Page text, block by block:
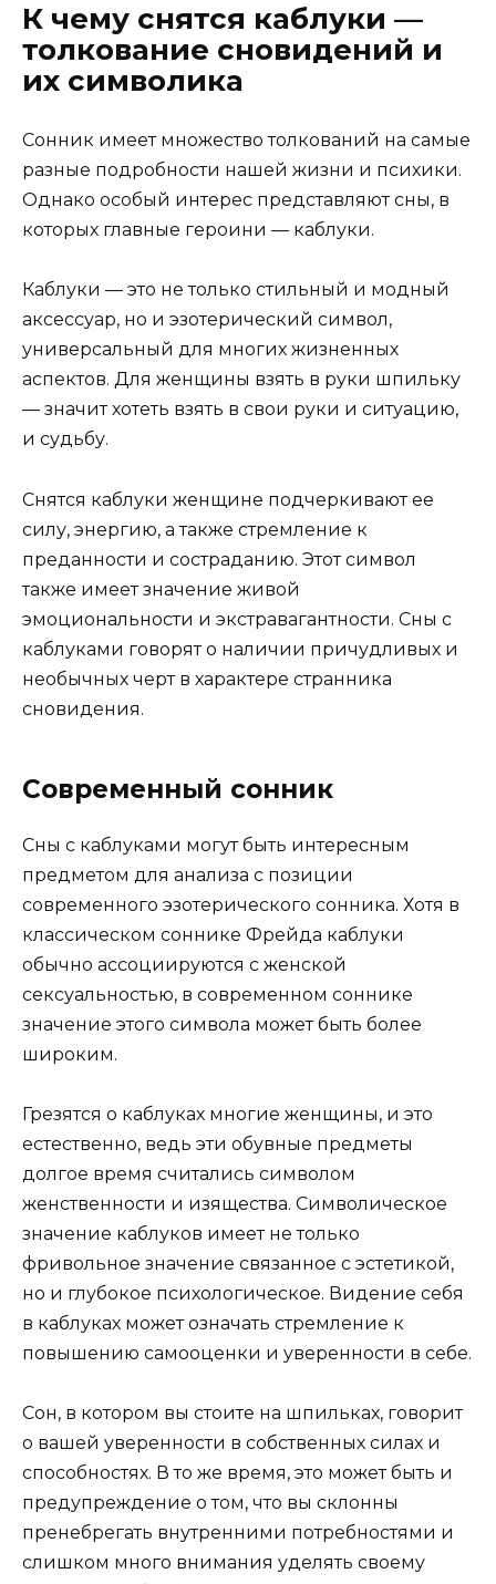
К чему снятся каблуки —
толкование сновидений и
их символика
Сонник имеет множество толкований на самые
разные подробности нашей жизни и психики.
Однако особый интерес представляют сны, в
которых главные героини — каблуки.
Каблуки — это не только стильный и модный
аксессуар, но и эзотерический символ,
универсальный для многих жизненных
аспектов. Для женщины взять в руки шпильку
— значит хотеть взять в свои руки и ситуацию,
и судьбу.
Снятся каблуки женщине подчеркивают ее
силу, энергию, а также стремление к
преданности и состраданию. Этот символ
также имеет значение живой
эмоциональности и экстравагантности. Сны с
каблуками говорят о наличии причудливых и
необычных черт в характере странника
сновидения.
Современный сонник
Сны с каблуками могут быть интересным
предметом для анализа с позиции
современного эзотерического сонника. Хотя в
классическом соннике Фрейда каблуки
обычно ассоциируются с женской
сексуальностью, в современном соннике
значение этого символа может быть более
широким.
Грезятся о каблуках многие женщины, и это
естественно, ведь эти обувные предметы
долгое время считались символом
женственности и изящества. Символическое
значение каблуков имеет не только
фривольное значение связанное с эстетикой,
но и глубокое психологическое. Видение себя
в каблуках может означать стремление к
повышению самооценки и уверенности в себе.
Сон, в котором вы стоите на шпильках, говорит
о вашей уверенности в собственных силах и
способностях. В то же время, это может быть и
предупреждение о том, что вы склонны
пренебрегать внутренними потребностями и
слишком много внимания уделять своему